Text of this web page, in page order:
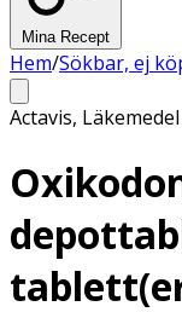
Mina Recept
Hem/Sökbar, ej
Actavis, Läkemedel